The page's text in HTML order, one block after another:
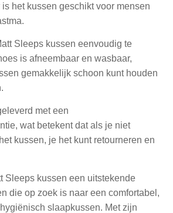
het kussen geschikt voor mensen
Sleeps kussen eenvoudig te
is afneembaar en wasbaar,
gemakkelijk schoon kunt houden
met een
wat betekent dat als je niet
kussen, je het kunt retourneren en
Sleeps kussen een uitstekende
die op zoek is naar een comfortabel,
slaapkussen. Met zijn